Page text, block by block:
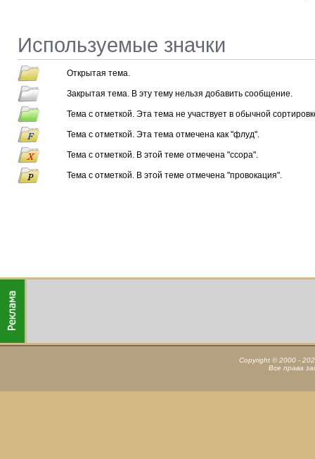
Используемые значки
Открытая тема.
Закрытая тема. В эту тему нельзя добавить сообщение.
Тема с отметкой. Эта тема не участвует в обычной
Тема с отметкой. Эта тема отмечена как "флуд".
Тема с отметкой. В этой теме отмечена "ссора".
Тема с отметкой. В этой теме отмечена "провокация".
Copyright © 2000 -
Все права